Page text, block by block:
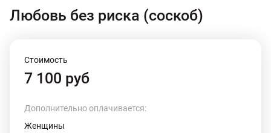
Любовь без риска (соскоб)
Стоимость
7 100 руб
Дополнительно оплачивается:
Женщины